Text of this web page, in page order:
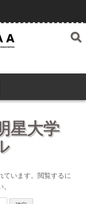
星大学
ています。閲覧するに